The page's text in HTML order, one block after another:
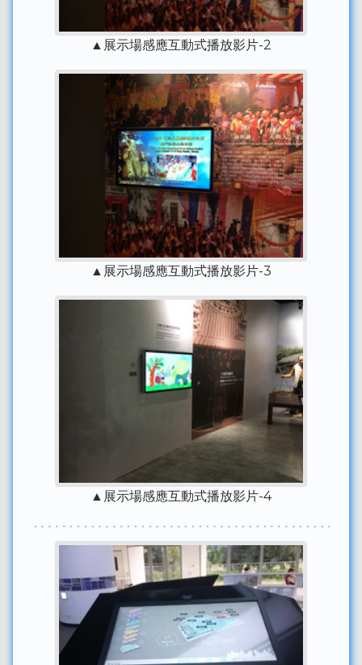
▲展示場感應互動式播放影片-2
▲展示場感應互動式播放影片-3
▲展示場感應互動式播放影片-4